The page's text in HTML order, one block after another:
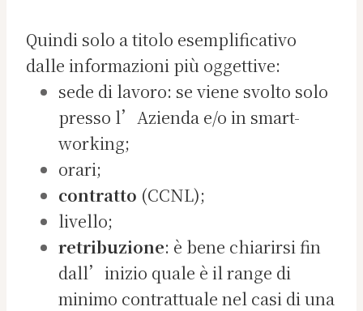
Quindi solo a titolo esemplificativo
dalle informazioni più oggettive:
sede di lavoro: se viene svolto solo
presso l’Azienda e/o in smart-
working;
orari;
contratto (CCNL);
livello;
retribuzione: è bene chiarirsi fin
dall’inizio quale è il range di
minimo contrattuale nel casi di una